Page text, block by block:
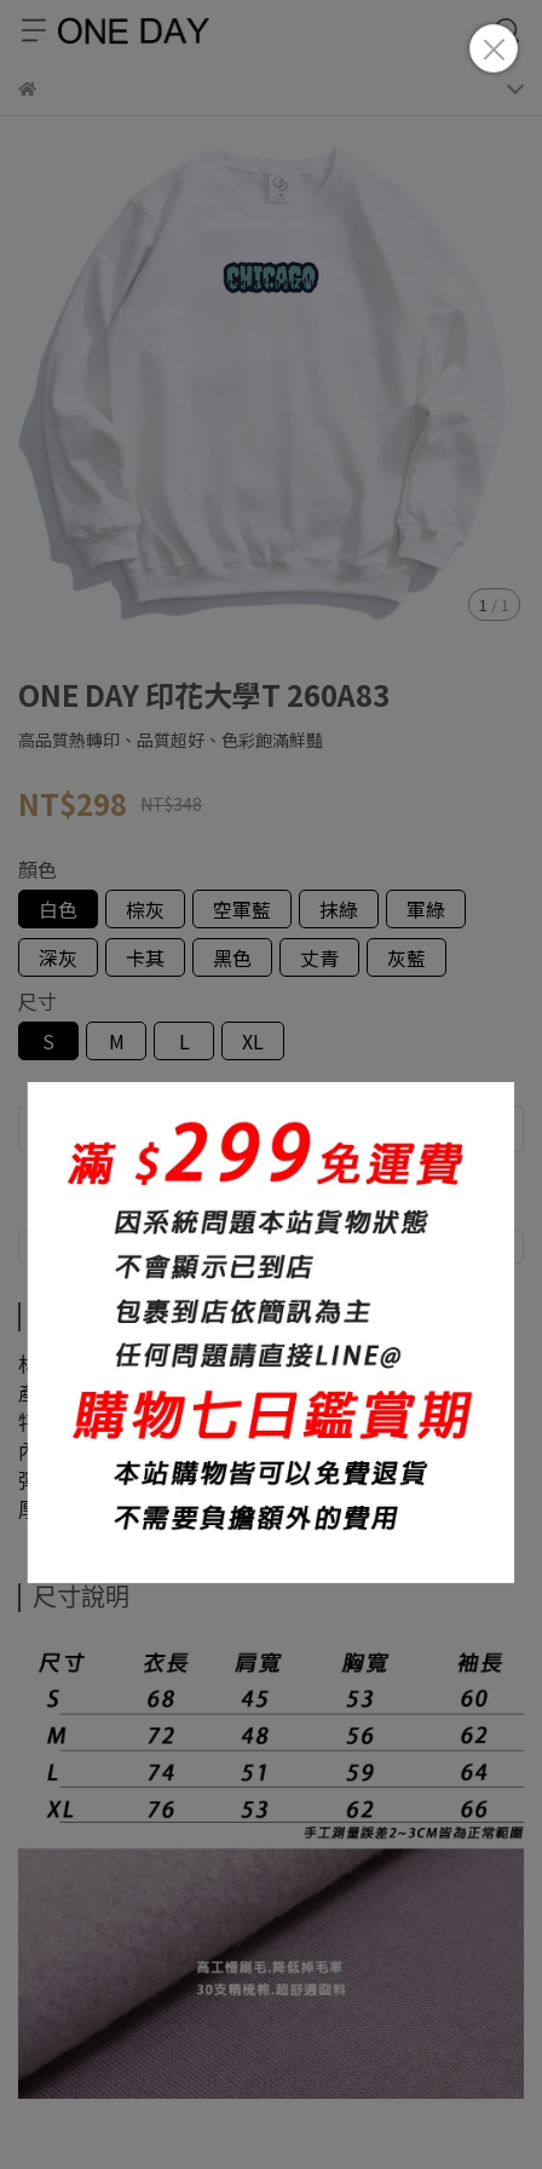
1 / 1
ONE DAY 印花大學T 260A83
高品質熱轉印、品質超好、色彩飽滿鮮豔
NT$298 NT$348
顏色
白色
棕灰 空軍藍 抹綠
軍綠
深灰
卡其 黑色 丈青
灰藍
尺寸
S
M L XL
商品介紹
材質：60%棉+40%聚酯纖維
產地：台灣
特色：高品質熱轉印、品質超好、色彩飽滿鮮豔
內裏：內刷毛
彈性：無
厚度：420碼重
尺寸說明